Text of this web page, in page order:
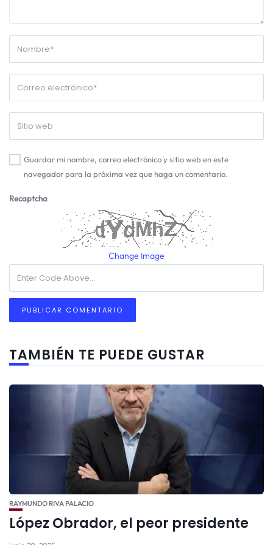
Guardar mi nombre, correo electrónico y sitio web en este
navegador para la próxima vez que haga un comentario.
Recaptcha
Change Image
TAMBIÉN TE PUEDE GUSTAR
RAYMUNDO RIVA PALACIO
López Obrador, el peor presidente